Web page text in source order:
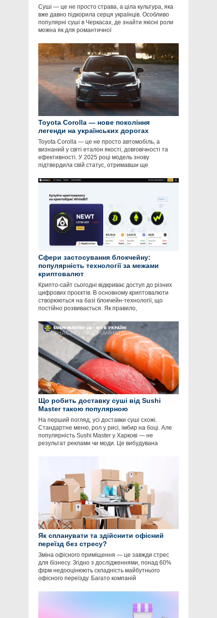
Суші — це не просто страва, а ціла культура, яка
вже давно підкорила серця українців. Особливо
популярні суші в Черкасах, де знайти якісні роли
можна як для романтичної
Toyota Corolla — нове покоління
легенди на українських дорогах
Toyota Corolla — це не просто автомобіль, а
визнаний у світі еталон якості, довговічності та
ефективності. У 2025 році модель знову
підтвердила свій статус, отримавши ще
Сфери застосування блокчейну:
популярність технології за межами
криптовалют
Крипто-сайт сьогодні відкриває доступ до різних
цифрових проєктів. В основному криптовалюти
створюються на базі блокчейн-технології, що
постійно розвивається. Як правило,
Що робить доставку суші від Sushi
Master такою популярною
На перший погляд, усі доставки суші схожі.
Стандартне меню, рол у рисі, імбир на боці. Але
популярність Sushi Master у Харкові — не
результат реклами чи моди. Це вибудувана
Як спланувати та здійснити офісний
переїзд без стресу?
Зміна офісного приміщення — це завжди стрес
для бізнесу. Згідно з дослідженнями, понад 60%
фірм недооцінюють складність майбутнього
офісного переїзду. Багато компаній